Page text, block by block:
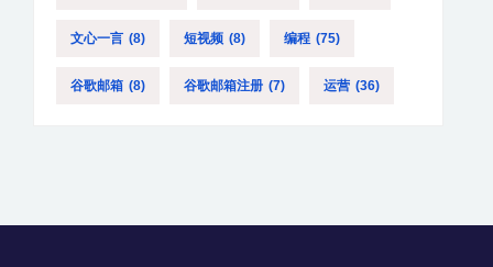
文心一言 (8) 短视频 (8) 编程 (75)
谷歌邮箱 (8) 谷歌邮箱注册 (7) 运营 (36)